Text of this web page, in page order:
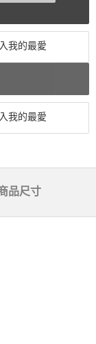
我的最愛
我的最愛
品尺寸